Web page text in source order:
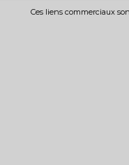
Ces liens commerciaux